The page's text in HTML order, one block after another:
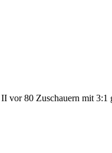
vor 80 Zuschauern mit